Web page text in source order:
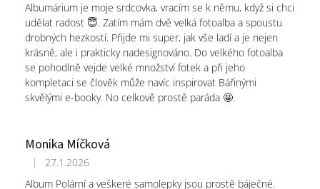
Albumárium je moje srdcovka, vracím se k němu, když si chci
udělat radost 😇. Zatím mám dvě velká fotoalba a spoustu
drobných hezkostí. Přijde mi super, jak vše ladí a je nejen
krásně, ale i prakticky nadesignováno. Do velkého fotoalba
se pohodlně vejde velké množství fotek a při jeho
kompletaci se člověk může navíc inspirovat Bářinými
skvělými e-booky. No celkově prostě paráda 🤩.
Monika Míčková
Hodnocení obchodu je 5 z 5 hvězdiček.
|
27.1.2026
Album Polární a veškeré samolepky jsou prostě báječné.